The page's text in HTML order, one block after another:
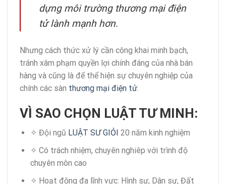
dựng môi trường thương mại điện
tử lành mạnh hơn.
Nhưng cách thức xử lý cần công khai minh bạch,
tránh xâm phạm quyền lợi chính đáng của nhà bán
hàng và cũng là để thể hiện sự chuyên nghiệp của
chính các sàn thương mại điện tử.
VÌ SAO CHỌN LUẬT TƯ MINH:
✧ Đội ngũ LUẬT SƯ GIỎI 20 năm kinh nghiệm
✧ Có trách nhiệm, chuyên nghiêp với trình độ
chuyên môn cao
✧ Hoạt động đa lĩnh vực: Hình sự, Dân sự, Đất